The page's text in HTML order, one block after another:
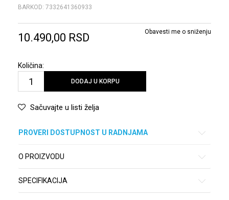
BARKOD: 7332641360933
10.490,00 RSD Obavesti me o sniženju
Količina:
DODAJ U KORPU
Sačuvajte u listi želja
PROVERI DOSTUPNOST U RADNJAMA
O PROIZVODU
SPECIFIKACIJA